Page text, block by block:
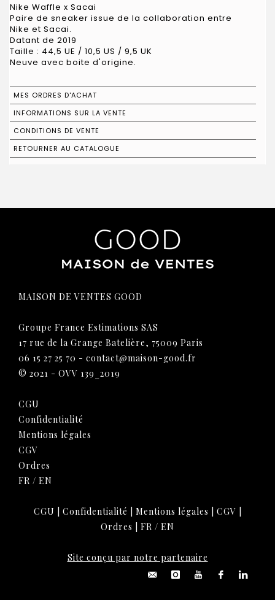
Nike Waffle x Sacai
Paire de sneaker issue de la collaboration entre
Nike et Sacai.
Datant de 2019
Taille : 44,5 UE / 10,5 US / 9,5 UK
Neuve avec boite d'origine.
MES ORDRES D'ACHAT
INFORMATIONS SUR LA VENTE
CONDITIONS DE VENTE
RETOURNER AU CATALOGUE
MAISON DE VENTES GOOD
Groupe France Estimations SAS
17 rue de la Grange Batelière, 75009 Paris
06 15 27 25 70 - contact@maison-good.fr
© 2021 - OVV 139_2019
CGU
Confidentialité
Mentions légales
CGV
Ordres
FR / EN
CGU Confidentialité Mentions légales CGV
Ordres
FR / EN
Site conçu par notre partenaire